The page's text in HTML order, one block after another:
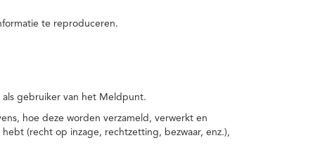
te reproduceren.
gebruiker van het Meldpunt.
hoe deze worden verzameld, verwerkt en
(recht op inzage, rechtzetting, bezwaar, enz.),